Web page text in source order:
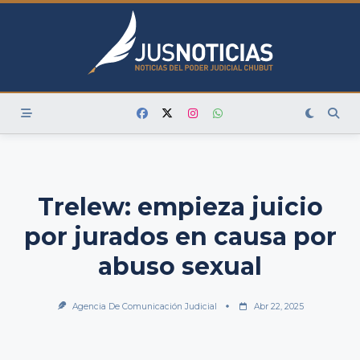
Skip
Trelew: empieza juicio
por jurados en causa por
abuso sexual
Agencia De Comunicación Judicial Abr 22, 2025